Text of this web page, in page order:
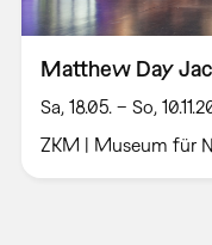
Matthew Day
Sa, 18.05. – So,
ZKM | Museum für